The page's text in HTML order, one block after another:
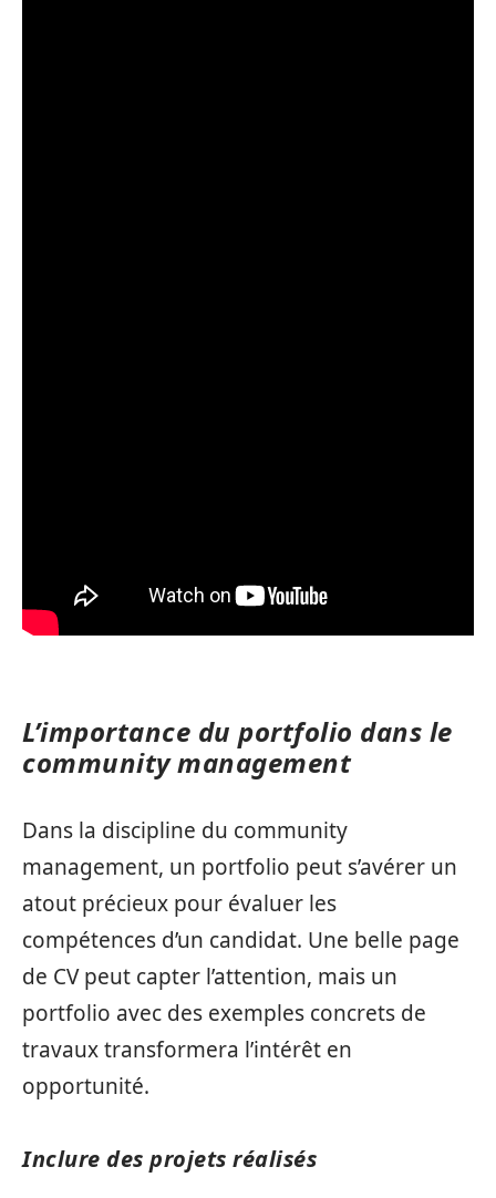
L’importance du portfolio dans le
community management
Dans la discipline du community
management, un portfolio peut s’avérer un
atout précieux pour évaluer les
compétences d’un candidat. Une belle page
de CV peut capter l’attention, mais un
portfolio avec des exemples concrets de
travaux transformera l’intérêt en
opportunité.
Inclure des projets réalisés